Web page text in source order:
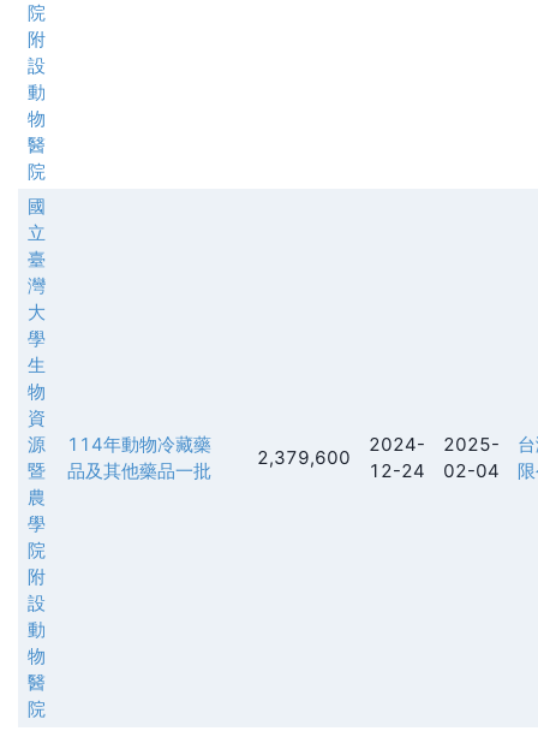
院
附
設
動
物
醫
院
國
立
臺
灣
大
學
生
物
資
源
暨
農
學
院
附
設
動
物
醫
院
114年動物冷藏藥
品及其他藥品一批
2,379,600
2024-
12-24
2025-
02-04